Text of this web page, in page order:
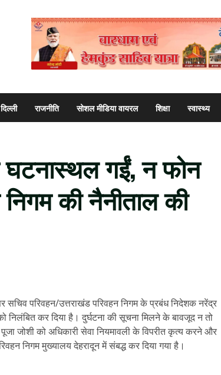
राजनीति सोशल मीडिया वायरल शिक्षा स्वास्थ्य
गईं, न फोन
की नैनीताल की
सचिव परिवहन/उत्तराखंड परिवहन निगम के प्रबंध निदेशक नरेंद्र
कर दिया है। दुर्घटना की सूचना मिलने के बावजूद न तो
जोशी को अधिकारी सेवा नियमावली के विपरीत कृत्य करने और
निगम मुख्यालय देहरादून में संबद्ध कर दिया गया है।